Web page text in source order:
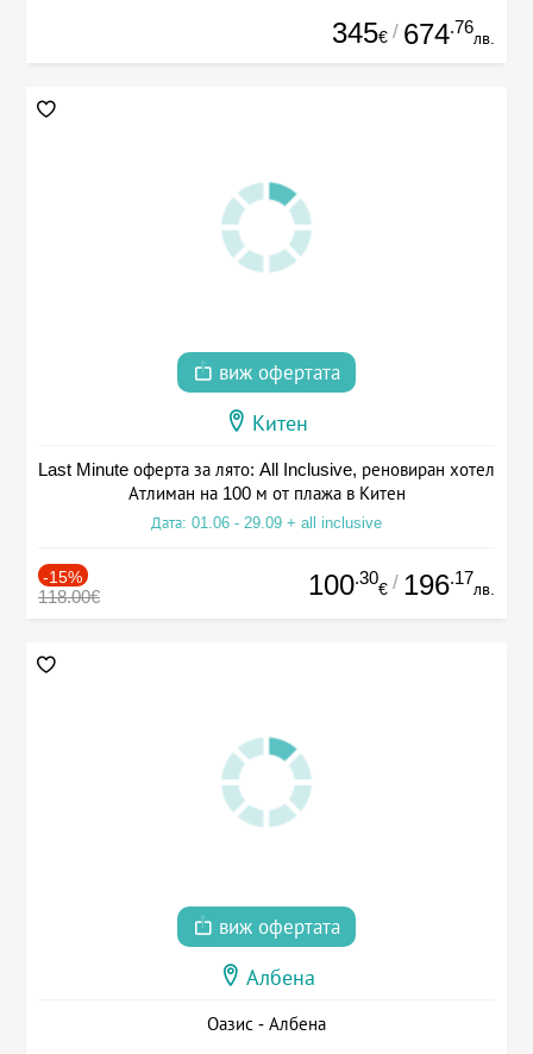
345€ / 674.76
лв.
виж офертата
Китен
Last Minute оферта за лято: All Inclusive, реновиран хотел
Атлиман на 100 м от плажа в Китен
Дата: 01.06 - 29.09 + all inclusive
-15%
118.00€ 100.30
€ / 196.17
лв.
виж офертата
Албена
Оазис - Албена